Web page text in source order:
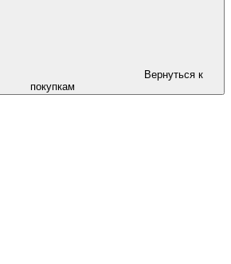
Вернуться к
покупкам